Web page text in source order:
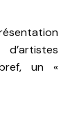
bref, un «